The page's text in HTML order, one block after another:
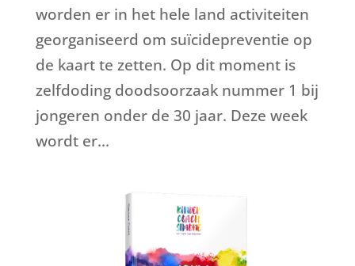
worden er in het hele land activiteiten
georganiseerd om suïcidepreventie op
de kaart te zetten. Op dit moment is
zelfdoding doodsoorzaak nummer 1 bij
jongeren onder de 30 jaar. Deze week
wordt er...